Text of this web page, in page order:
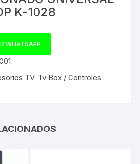
K-1028
WHATSAPP
TV, Tv Box / Controles